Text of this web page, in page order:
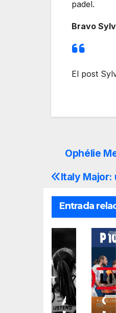
padel.
Bravo
El post
de
Ophélie
Italy Major:
Entrada
A
O